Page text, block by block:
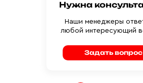
Нужна
Наши менеджеры
любой интересующий
Задать вопрос